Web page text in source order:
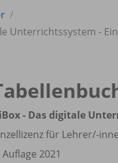
Unterrichtssystem -
- Das digitale
für Lehrer/-
Auflage 2021